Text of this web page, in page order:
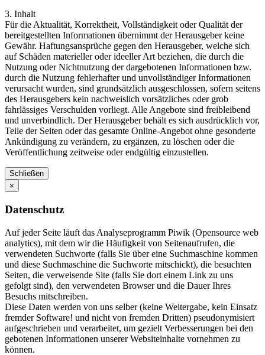
3. Inhalt
Für die Aktualität, Korrektheit, Vollständigkeit oder Qualität der
bereitgestellten Informationen übernimmt der Herausgeber keine
Gewähr. Haftungsansprüche gegen den Herausgeber, welche sich
auf Schäden materieller oder ideeller Art beziehen, die durch die
Nutzung oder Nichtnutzung der dargebotenen Informationen bzw.
durch die Nutzung fehlerhafter und unvollständiger Informationen
verursacht wurden, sind grundsätzlich ausgeschlossen, sofern seitens
des Herausgebers kein nachweislich vorsätzliches oder grob
fahrlässiges Verschulden vorliegt. Alle Angebote sind freibleibend
und unverbindlich. Der Herausgeber behält es sich ausdrücklich vor,
Teile der Seiten oder das gesamte Online-Angebot ohne gesonderte
Ankündigung zu verändern, zu ergänzen, zu löschen oder die
Veröffentlichung zeitweise oder endgültig einzustellen.
Schließen
×
Datenschutz
Auf jeder Seite läuft das Analyseprogramm Piwik (Opensource web
analytics), mit dem wir die Häufigkeit von Seitenaufrufen, die
verwendeten Suchworte (falls Sie über eine Suchmaschine kommen
und diese Suchmaschine die Suchworte mitschickt), die besuchten
Seiten, die verweisende Site (falls Sie dort einem Link zu uns
gefolgt sind), den verwendeten Browser und die Dauer Ihres
Besuchs mitschreiben.
Diese Daten werden von uns selber (keine Weitergabe, kein Einsatz
fremder Software! und nicht von fremden Dritten) pseudonymisiert
aufgeschrieben und verarbeitet, um gezielt Verbesserungen bei den
gebotenen Informationen unserer Websiteinhalte vornehmen zu
können.